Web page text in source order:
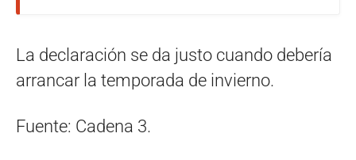
La declaración se da justo cuando debería
arrancar la temporada de invierno.
Fuente: Cadena 3.